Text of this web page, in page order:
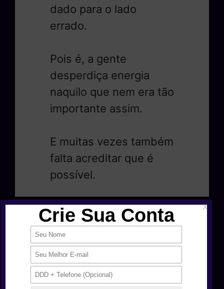
dado para o lado
errado.
Pois é, a gente
desperdiça energia
naquilo que nem era tão
importante assim.
E muitas vezes também
falta acreditar que é
possível.
Ser cético pode soar
mais inteligente, mas
eu nunca vi um cético
alcançar coisas
grandiosas.